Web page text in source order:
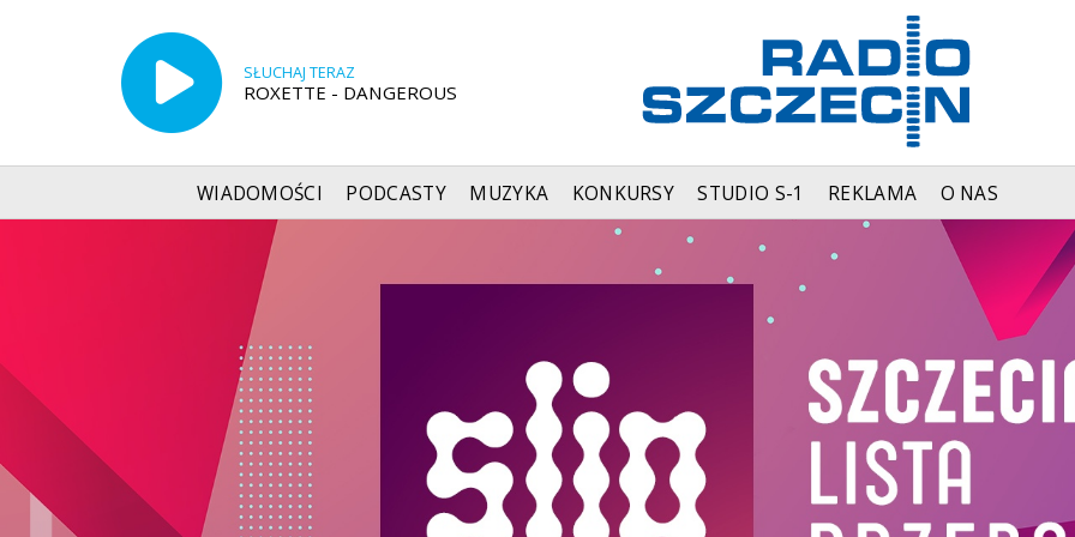
SŁUCHAJ TERAZ
ROXETTE - DANGEROUS
WIADOMOŚCI PODCASTY MUZYKA KONKURSY STUDIO S-1 REKLAMA O NAS